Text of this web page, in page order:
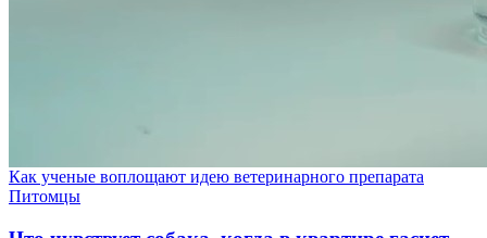
Как ученые воплощают идею ветеринарного препарата
Питомцы